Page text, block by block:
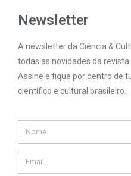
Newsletter
A newsletter da Ciência &
todas as novidades da
Assine e fique por dentro de
científico e cultural brasileiro.